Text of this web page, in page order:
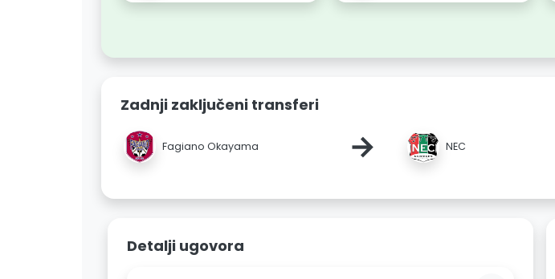
Zadnji zaključeni transferi
Fagiano Okayama → NEC
Detalji ugovora